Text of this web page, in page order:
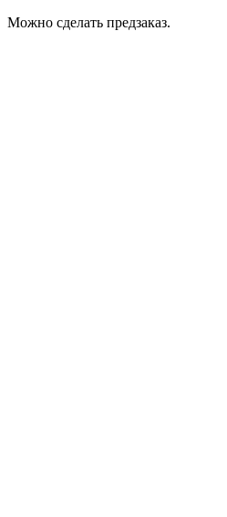
Можно сделать предзаказ.